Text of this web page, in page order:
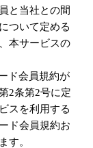
と当社との間
ついて定める
本サービスの
ド会員規約が
2条第2号に定
スを利用する
ド会員規約お
す。